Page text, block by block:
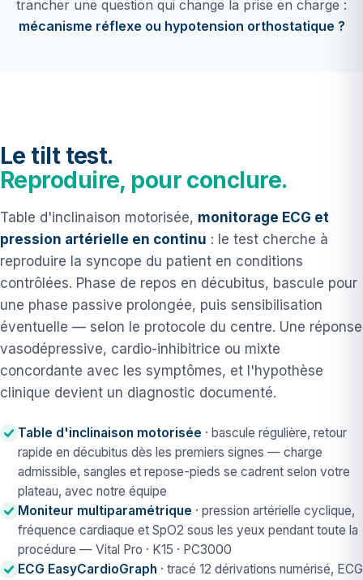
trancher une question qui change la prise en charge :
mécanisme réflexe ou hypotension orthostatique ?
Le tilt test.
Reproduire, pour conclure.
Table d'inclinaison motorisée, monitorage ECG et
pression artérielle en continu : le test cherche à
reproduire la syncope du patient en conditions
contrôlées. Phase de repos en décubitus, bascule pour
une phase passive prolongée, puis sensibilisation
éventuelle — selon le protocole du centre. Une réponse
vasodépressive, cardio-inhibitrice ou mixte
concordante avec les symptômes, et l'hypothèse
clinique devient un diagnostic documenté.
Table d'inclinaison motorisée · bascule régulière, retour
rapide en décubitus dès les premiers signes — charge
admissible, sangles et repose-pieds se cadrent selon votre
plateau, avec notre équipe
Moniteur multiparamétrique · pression artérielle cyclique,
fréquence cardiaque et SpO2 sous les yeux pendant toute la
procédure — Vital Pro · K15 · PC3000
ECG EasyCardioGraph · tracé 12 dérivations numérisé, ECG